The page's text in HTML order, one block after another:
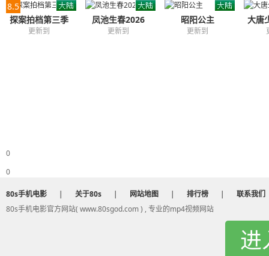
8.5
探案拍档第三季
更新到
凤池生春2026
更新到
昭阳公主
更新到
大唐
0
0
80s手机电影 | 关于80s | 网站地图 | 排行榜 |
联系我们
80s手机电影官方网站( www.80sgod.com ) , 专业的mp4视频网站
进